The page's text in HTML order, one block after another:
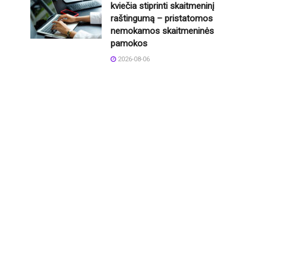
kviečia stiprinti skaitmeninį
raštingumą – pristatomos
nemokamos skaitmeninės
pamokos
2026-08-06